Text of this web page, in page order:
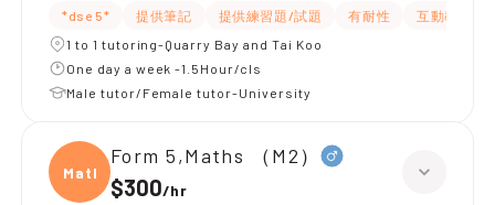
*dse 5* 提供筆記 提供練習題/試題 有耐性
互動教學
1 to 1 tutoring-Quarry Bay and Tai Koo
One day a week -1.5Hour/cls
Male tutor/Female tutor-University
Maths
Form 5,Maths （M2）
$300/hr